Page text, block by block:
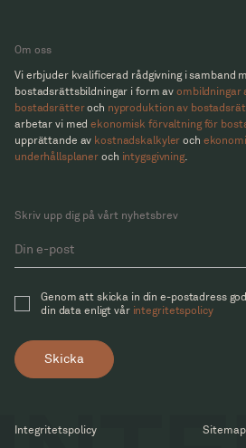
Om oss
Vi erbjuder kvalificerad rådgivning i samband
bostadsrättsbildningar i form avombildningar
bostadsrätteroch nyproduktion av
arbetar vi medekonomisk förvaltning för
upprättande av kostnadskalkyler och
underhållsplaner och intygsgivning.
Skriv upp dig på vårt nyhetsbrev
Genom att skicka in din e-postadress
din data enligt vår integritetspolicy
Skicka
Integritetspolicy Sitemap